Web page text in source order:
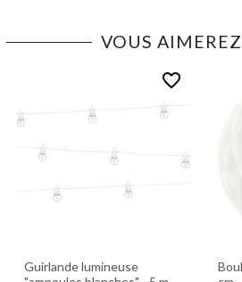
VOUS
favorite_border
Guirlande lumineuse